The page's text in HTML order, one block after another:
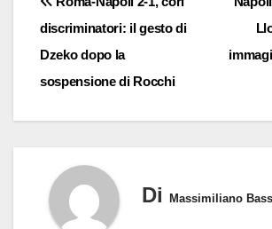
articoli
discriminatori: il gesto di
Dzeko dopo la
sospensione di Rocchi
Di Massimiliano